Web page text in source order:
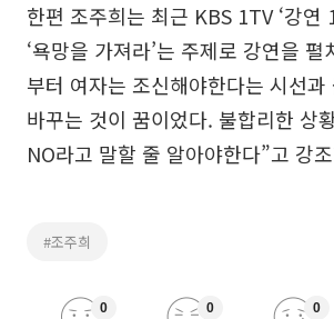
한편 조주희는 최근 KBS 1TV ‘강연
‘욕망을 가져라’는 주제로 강연을 펼
부터 여자는 조신해야한다는 시선
바꾸는 것이 꿈이었다. 불합리한 상
NO라고 말할 줄 알아야한다”고 강
#조주희
0 0 0